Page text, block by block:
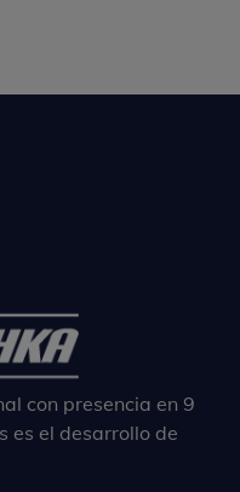
con presencia en 9
es el desarrollo de